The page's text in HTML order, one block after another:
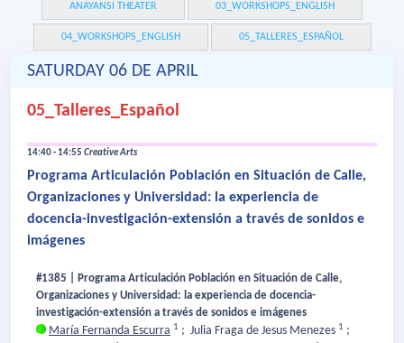
ANAYANSI THEATER 03_WORKSHOPS_ENGLISH
04_WORKSHOPS_ENGLISH 05_TALLERES_ESPAÑOL
SATURDAY 06 DE APRIL
05_Talleres_Español
14:40 - 14:55 Creative Arts
Programa Articulación Población en Situación de Calle,
Organizaciones y Universidad: la experiencia de
docencia-investigación-extensión a través de sonidos e
imágenes
#1385 | Programa Articulación Población en Situación de Calle,
Organizaciones y Universidad: la experiencia de docencia-
investigación-extensión a través de sonidos e imágenes
María Fernanda Escurra 1 ; Julia Fraga de Jesus Menezes 1 ;